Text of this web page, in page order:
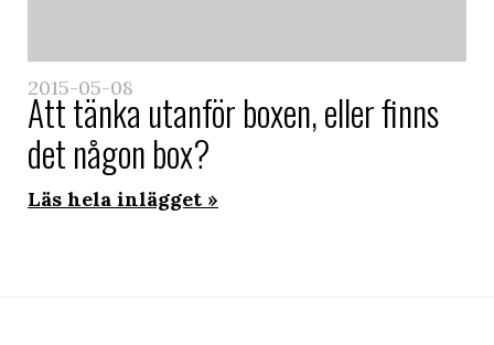
2015-05-08
Att tänka utanför boxen, eller finns
det någon box?
Läs hela inlägget